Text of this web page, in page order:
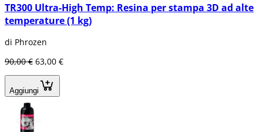
TR300 Ultra-High Temp: Resina per stampa 3D ad alte
temperature (1 kg)
di Phrozen
90,00 € 63,00 €
Aggiungi